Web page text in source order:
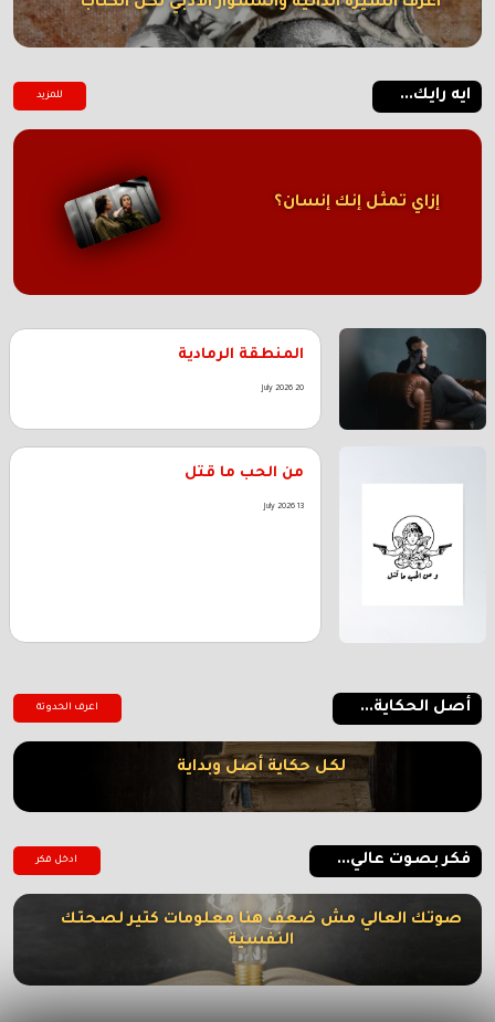
ايه رايك... للمزيد
إزاي تمثل إنك إنسان؟
المنطقة الرمادية
20 July 2026
من الحب ما قتل
13 July 2026
أصل الحكاية... اعرف الحدوتة
لكل حكاية أصل وبداية
فكر بصوت عالي... ادخل فكر
صوتك العالي مش ضعف هنا معلومات كتير لصحتك
النفسية